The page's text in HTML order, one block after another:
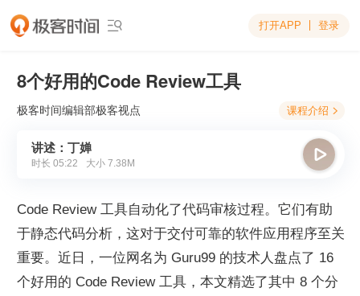
 打开APP 登录
8个好用的Code Review工具
极客时间编辑部极客视点 课程介绍 
讲述：丁婵
时长 05:22 大小 7.38M

Code Review 工具自动化了代码审核过程。它们有助
于静态代码分析，这对于交付可靠的软件应用程序至关
重要。近日，一位网名为 Guru99 的技术人盘点了 16
个好用的 Code Review 工具，本文精选了其中 8 个分